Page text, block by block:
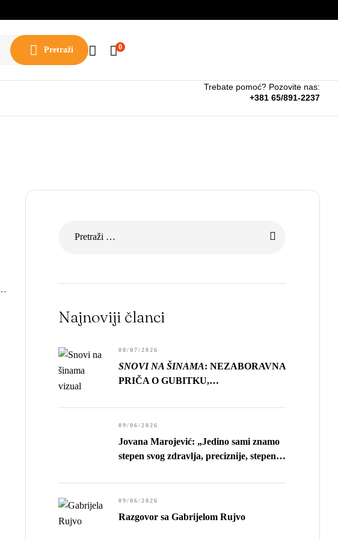
Pretraži 0
Trebate pomoć? Pozovite nas:
+381 65/891-2237
Najnoviji članci
SNOVI NA ŠINAMA: NEZABORAVNA
PRIČA O GUBITKU,
NAPRETKA
08/07/2026
Jovana Marojević: „Jedino sami znamo
stepen svog zdravlja, preciznije, stepen
09/06/2026
Razgovor sa Gabrijelom Rujvo
09/06/2026